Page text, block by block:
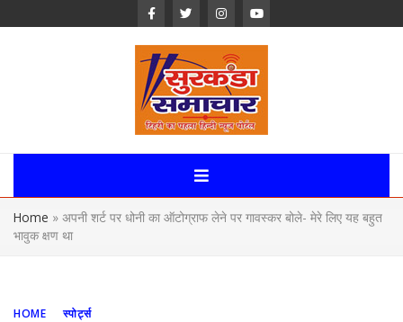
Surkanda
Samachar:
Uttarakhand,
News Portal
Home » अपनी शर्ट पर धोनी का ऑटोग्राफ लेने पर गावस्कर बोले- मेरे लिए यह बहुत
भावुक क्षण था
HOME स्पोर्ट्स